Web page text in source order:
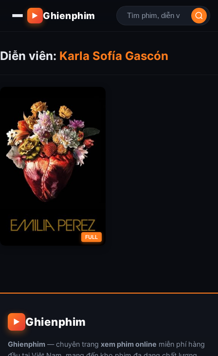
▶ Ghienphim
Diễn viên: Karla Sofía Gascón
FULL
▶ Ghienphim
Ghienphim — chuyên trang xem phim online miễn phí hàng